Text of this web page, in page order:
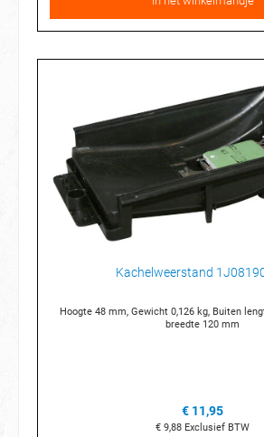
Kachelweerstand
Hoogte 48 mm, Gewicht 0,126 kg, Buiten
breedte 120 mm
€ 11,95
€ 9,88 Exclusief BTW